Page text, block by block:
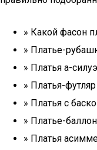
» Какой фасон
» Платье-
» Платья а-
» Платья-футляр
» Платья с
» Платье-баллон
» Платья